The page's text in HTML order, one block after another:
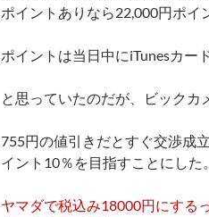
ポイントありなら22,000円ポ
ポイントは当日中にiTunesカー
と思っていたのだが、ビックカ
755円の値引きだとすぐ交渉成
イント10％を目指すことにした。
ヤマダで税込み18000円にする